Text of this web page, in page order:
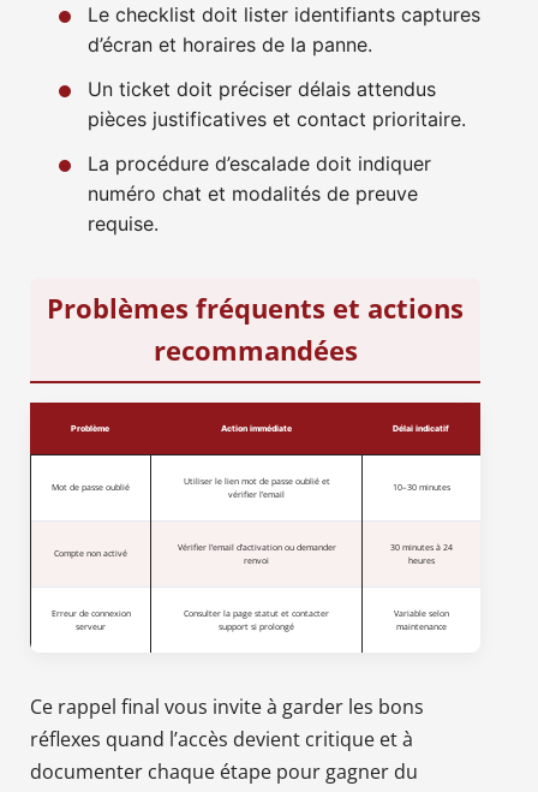
Le checklist doit lister identifiants captures
d’écran et horaires de la panne.
Un ticket doit préciser délais attendus
pièces justificatives et contact prioritaire.
La procédure d’escalade doit indiquer
numéro chat et modalités de preuve
requise.
Problèmes fréquents et actions
recommandées
Problème Action immédiate Délai indicatif
Mot de passe oublié
Utiliser le lien mot de passe oublié et
vérifier l’email
10–30 minutes
Compte non activé
Vérifier l’email d’activation ou demander
renvoi
30 minutes à 24
heures
Erreur de connexion
serveur
Consulter la page statut et contacter
support si prolongé
Variable selon
maintenance
Ce rappel final vous invite à garder les bons
réflexes quand l’accès devient critique et à
documenter chaque étape pour gagner du